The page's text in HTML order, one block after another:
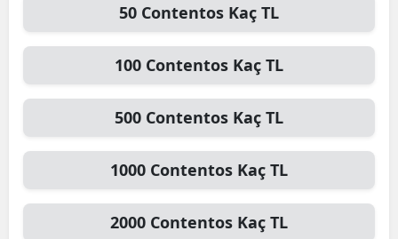
Edirne
Elazığ
Erzincan
Erzurum
Eskişehir
Gaziantep
Giresun
50 Contentos Kaç TL
100 Contentos Kaç TL
500 Contentos Kaç TL
1000 Contentos Kaç TL
2000 Contentos Kaç TL